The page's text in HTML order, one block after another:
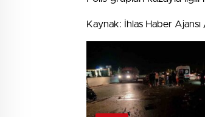
Kaynak: İhlas Haber